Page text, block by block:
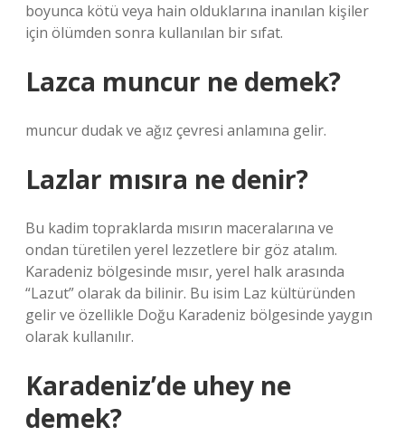
boyunca kötü veya hain olduklarına inanılan kişiler
için ölümden sonra kullanılan bir sıfat.
Lazca muncur ne demek?
muncur dudak ve ağız çevresi anlamına gelir.
Lazlar mısıra ne denir?
Bu kadim topraklarda mısırın maceralarına ve
ondan türetilen yerel lezzetlere bir göz atalım.
Karadeniz bölgesinde mısır, yerel halk arasında
“Lazut” olarak da bilinir. Bu isim Laz kültüründen
gelir ve özellikle Doğu Karadeniz bölgesinde yaygın
olarak kullanılır.
Karadeniz’de uhey ne
demek?